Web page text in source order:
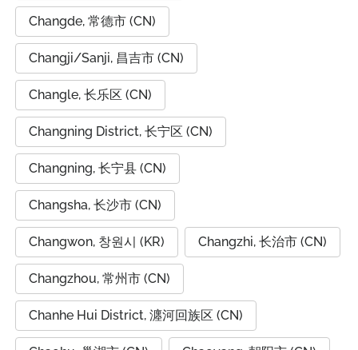
Changde, 常德市 (CN)
Changji/Sanji, 昌吉市 (CN)
Changle, 长乐区 (CN)
Changning District, 长宁区 (CN)
Changning, 长宁县 (CN)
Changsha, 长沙市 (CN)
Changwon, 창원시 (KR) Changzhi, 长治市 (CN)
Changzhou, 常州市 (CN)
Chanhe Hui District, 瀍河回族区 (CN)